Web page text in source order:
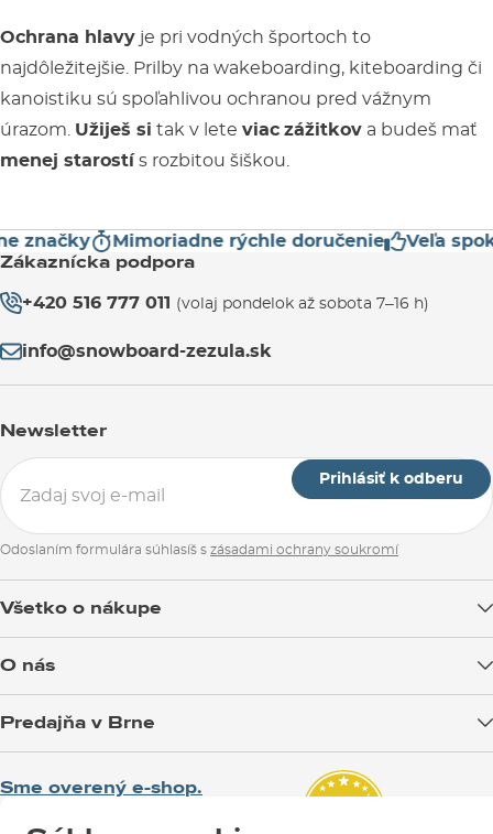
Ochrana hlavy je pri vodných športoch to
najdôležitejšie. Prilby na wakeboarding, kiteboarding či
kanoistiku sú spoľahlivou ochranou pred vážnym
úrazom. Užiješ si tak v lete viac zážitkov a budeš mať
menej starostí s rozbitou šiškou.
Mimoriadne rýchle doručenie Veľa
Zákaznícka podpora
+420 516 777 011 (volaj pondelok až sobota 7–16 h)
info@snowboard-zezula.sk
Newsletter
Prihlásiť k odberu
Odoslaním formulára súhlasíš s zásadami ochrany soukromí
Všetko o nákupe
Výmena a vrátenie tovaru
Reklamácie
Návody na použitie a údržbu
Kontakty
O nás
SNOWBOARD ZEZULA Team
Predajňa v Brne
Mapa a ako k nám
Sme overený e-shop.